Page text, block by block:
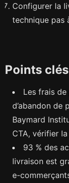
Configurer la
technique pas
Points
Les frais
d’abandon de
Baymard
CTA, vérifier
93 % des
livraison est
e-